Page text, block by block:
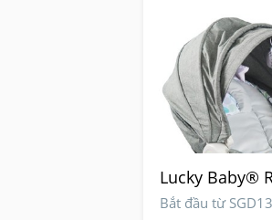
Lucky Baby®
Bắt đầu từ